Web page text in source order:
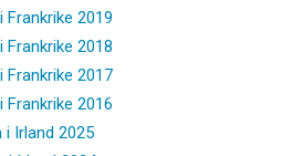
Frankrike 2019
Frankrike 2018
Frankrike 2017
Frankrike 2016
i Irland 2025